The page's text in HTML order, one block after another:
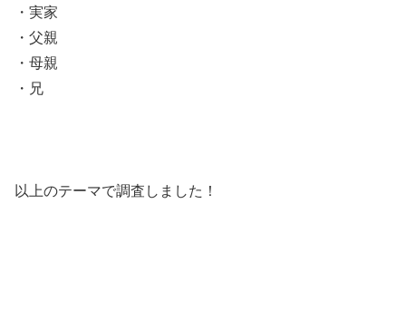
・実家
・父親
・母親
・兄
以上のテーマで調査しました！